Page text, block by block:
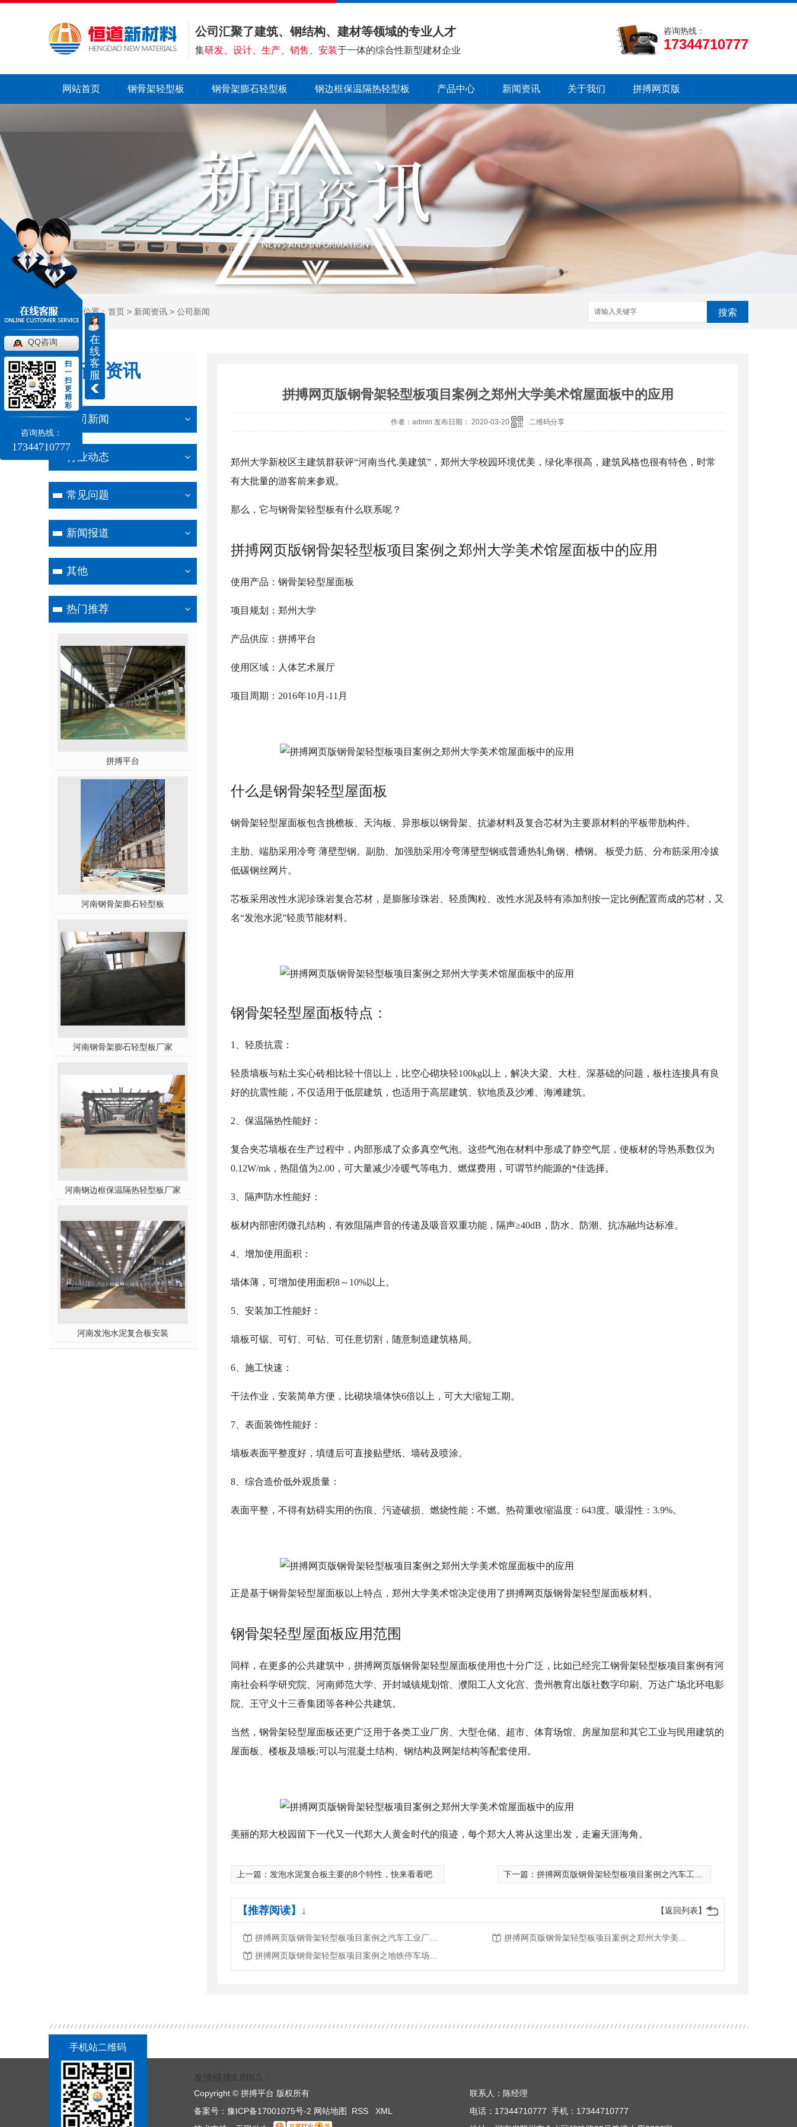
公司汇聚了建筑、钢结构、建材等领域的专业人才
集研发、设计、生产、销售、安装于一体的综合性新型建材企业
咨询热线：
17344710777
网站首页 钢骨架轻型板 钢骨架膨石轻型板 钢边框保温隔热轻型板 产品中心 新闻资讯 关于我们 拼搏网页版
当前位置： 首页 > 新闻资讯 > 公司新闻 搜索
新闻资讯
NEWS
公司新闻
行业动态
常见问题
新闻报道
其他
热门推荐
拼搏平台
河南钢骨架膨石轻型板
河南钢骨架膨石轻型板厂家
河南钢边框保温隔热轻型板厂家
河南发泡水泥复合板安装
拼搏网页版钢骨架轻型板项目案例之郑州大学美术馆屋面板中的应用
作者：admin 发布日期： 2020-03-20 二维码分享
郑州大学新校区主建筑群获评“河南当代.美建筑”，郑州大学校园环境优美，绿化率很高，建筑风格也很有特色，时常
有大批量的游客前来参观。
那么，它与钢骨架轻型板有什么联系呢？
拼搏网页版钢骨架轻型板项目案例之郑州大学美术馆屋面板中的应用
使用产品：钢骨架轻型屋面板
项目规划：郑州大学
产品供应：拼搏平台
使用区域：人体艺术展厅
项目周期：2016年10月-11月
什么是钢骨架轻型屋面板
钢骨架轻型屋面板包含挑檐板、天沟板、异形板以钢骨架、抗渗材料及复合芯材为主要原材料的平板带肋构件。
主肋、端肋采用冷弯 薄壁型钢。副肋、加强肋采用冷弯薄壁型钢或普通热轧角钢、槽钢。 板受力筋、分布筋采用冷拔
低碳钢丝网片。
芯板采用改性水泥珍珠岩复合芯材，是膨胀珍珠岩、轻质陶粒、改性水泥及特有添加剂按一定比例配置而成的芯材，又
名“发泡水泥”轻质节能材料。
钢骨架轻型屋面板特点：
1、轻质抗震：
轻质墙板与粘土实心砖相比轻十倍以上，比空心砌块轻100kg以上，解决大梁、大柱、深基础的问题，板柱连接具有良
好的抗震性能，不仅适用于低层建筑，也适用于高层建筑、软地质及沙滩、海滩建筑。
2、保温隔热性能好：
复合夹芯墙板在生产过程中，内部形成了众多真空气泡。这些气泡在材料中形成了静空气层，使板材的导热系数仅为
0.12W/mk，热阻值为2.00，可大量减少冷暖气等电力、燃煤费用，可谓节约能源的*佳选择。
3、隔声防水性能好：
板材内部密闭微孔结构，有效阻隔声音的传递及吸音双重功能，隔声≥40dB，防水、防潮、抗冻融均达标准。
4、增加使用面积：
墙体薄，可增加使用面积8～10%以上。
5、安装加工性能好：
墙板可锯、可钉、可钻、可任意切割，随意制造建筑格局。
6、施工快速：
干法作业，安装简单方便，比砌块墙体快6倍以上，可大大缩短工期。
7、表面装饰性能好：
墙板表面平整度好，填缝后可直接贴壁纸、墙砖及喷涂。
8、综合造价低外观质量：
表面平整，不得有妨碍实用的伤痕、污迹破损、燃烧性能：不燃。热荷重收缩温度：643度。吸湿性：3.9%。
正是基于钢骨架轻型屋面板以上特点，郑州大学美术馆决定使用了拼搏网页版钢骨架轻型屋面板材料。
钢骨架轻型屋面板应用范围
同样，在更多的公共建筑中，拼搏网页版钢骨架轻型屋面板使用也十分广泛，比如已经完工钢骨架轻型板项目案例有河
南社会科学研究院、河南师范大学、开封城镇规划馆、濮阳工人文化宫、贵州教育出版社数字印刷、万达广场北环电影
院、王守义十三香集团等各种公共建筑。
当然，钢骨架轻型屋面板还更广泛用于各类工业厂房、大型仓储、超市、体育场馆、房屋加层和其它工业与民用建筑的
屋面板、楼板及墙板;可以与混凝土结构、钢结构及网架结构等配套使用。
美丽的郑大校园留下一代又一代郑大人黄金时代的痕迹，每个郑大人将从这里出发，走遍天涯海角。
上一篇： 发泡水泥复合板主要的8个特性，快来看看吧 下一篇： 拼搏网页版钢骨架轻型板项目案例之汽车工业厂房的应用
【返回列表】
【推荐阅读】↓
手机站二维码
友情链接/LINKS：
Copyright © 拼搏平台 版权所有
联系人：陈经理
备案号： 豫ICP备17001075号-2 网站地图 RSS XML
电话：17344710777 手机：17344710777
在
线
客
服
QQ咨询
扫
一
扫
更
精
彩
咨询热线：
17344710777